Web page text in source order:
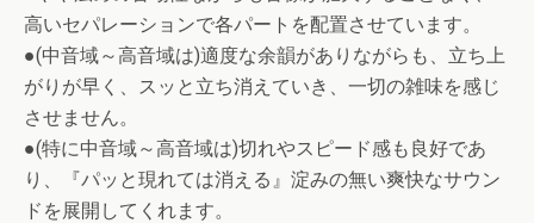
高いセパレーションで各パートを配置させています。
●(中音域～高音域は)適度な余韻がありながらも、立ち上
がりが早く、スッと立ち消えていき、一切の雑味を感じ
させません。
●(特に中音域～高音域は)切れやスピード感も良好であ
り、『パッと現れては消える』淀みの無い爽快なサウン
ドを展開してくれます。